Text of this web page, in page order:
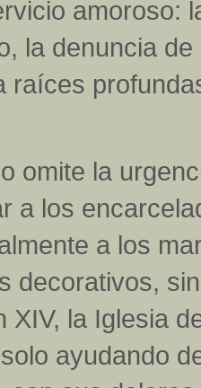
amoroso:
la denuncia
raíces
omite la
a los
a los
decorativos,
XIV, la Iglesia
ayudando